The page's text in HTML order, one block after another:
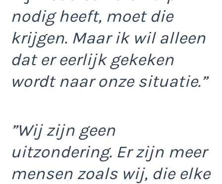
nodig heeft, moet die
krijgen. Maar ik wil alleen
dat er eerlijk gekeken
wordt naar onze situatie.”
”Wij zijn geen
uitzondering. Er zijn meer
mensen zoals wij, die elke